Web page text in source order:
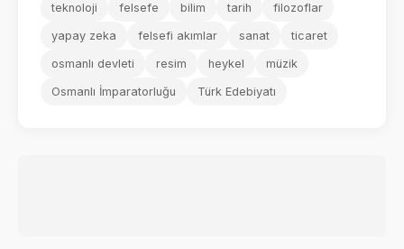
teknoloji felsefe bilim tarih filozoflar
yapay zeka felsefi akımlar sanat ticaret
osmanlı devleti resim heykel müzik
Osmanlı İmparatorluğu Türk Edebiyatı